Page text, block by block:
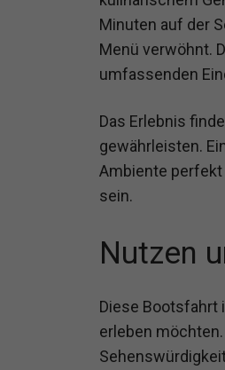
Minuten auf der
Menü verwöhnt.
umfassenden
Das Erlebnis
gewährleisten.
Ambiente
sein.
Nutzen
Diese Bootsfahrt
erleben